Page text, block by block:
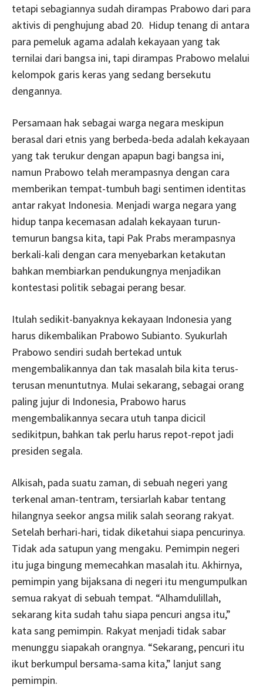
tetapi sebagiannya sudah dirampas Prabowo dari para
aktivis di penghujung abad 20. Hidup tenang di antara
para pemeluk agama adalah kekayaan yang tak
ternilai dari bangsa ini, tapi dirampas Prabowo melalui
kelompok garis keras yang sedang bersekutu
dengannya.
Persamaan hak sebagai warga negara meskipun
berasal dari etnis yang berbeda-beda adalah kekayaan
yang tak terukur dengan apapun bagi bangsa ini,
namun Prabowo telah merampasnya dengan cara
memberikan tempat-tumbuh bagi sentimen identitas
antar rakyat Indonesia. Menjadi warga negara yang
hidup tanpa kecemasan adalah kekayaan turun-
temurun bangsa kita, tapi Pak Prabs merampasnya
berkali-kali dengan cara menyebarkan ketakutan
bahkan membiarkan pendukungnya menjadikan
kontestasi politik sebagai perang besar.
Itulah sedikit-banyaknya kekayaan Indonesia yang
harus dikembalikan Prabowo Subianto. Syukurlah
Prabowo sendiri sudah bertekad untuk
mengembalikannya dan tak masalah bila kita terus-
terusan menuntutnya. Mulai sekarang, sebagai orang
paling jujur di Indonesia, Prabowo harus
mengembalikannya secara utuh tanpa dicicil
sedikitpun, bahkan tak perlu harus repot-repot jadi
presiden segala.
Alkisah, pada suatu zaman, di sebuah negeri yang
terkenal aman-tentram, tersiarlah kabar tentang
hilangnya seekor angsa milik salah seorang rakyat.
Setelah berhari-hari, tidak diketahui siapa pencurinya.
Tidak ada satupun yang mengaku. Pemimpin negeri
itu juga bingung memecahkan masalah itu. Akhirnya,
pemimpin yang bijaksana di negeri itu mengumpulkan
semua rakyat di sebuah tempat. “Alhamdulillah,
sekarang kita sudah tahu siapa pencuri angsa itu,”
kata sang pemimpin. Rakyat menjadi tidak sabar
menunggu siapakah orangnya. “Sekarang, pencuri itu
ikut berkumpul bersama-sama kita,” lanjut sang
pemimpin.